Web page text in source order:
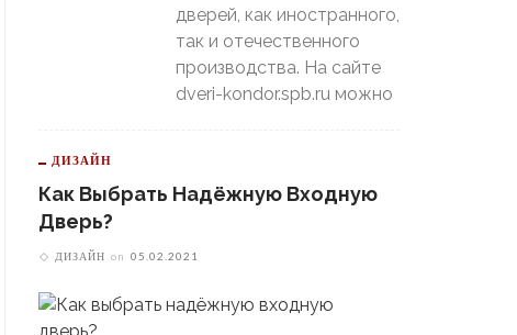
дверей, как иностранного,
так и отечественного
производства. На сайте
dveri-kondor.spb.ru можно
ДИЗАЙН
Как Выбрать Надёжную Входную
Дверь?
ДИЗАЙН on 05.02.2021